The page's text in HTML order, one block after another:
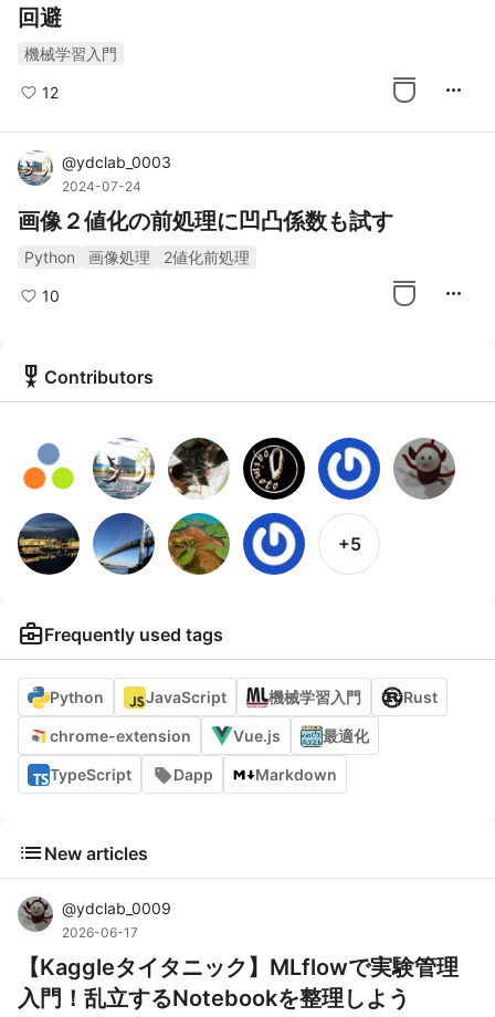
回避
機械学習入門
12 more_horiz
@ydclab_0003
2024-07-24
画像２値化の前処理に凹凸係数も試す
Python 画像処理 2値化前処理
10 more_horiz
military_tech Contributors
+5
business_centerFrequently used tags
Python JavaScript 機械学習入門 Rust
chrome-extension Vue.js 最適化
TypeScript Dapp Markdown
list New articles
@ydclab_0009
2026-06-17
【Kaggleタイタニック】MLflowで実験管理
入門！乱立するNotebookを整理しよう